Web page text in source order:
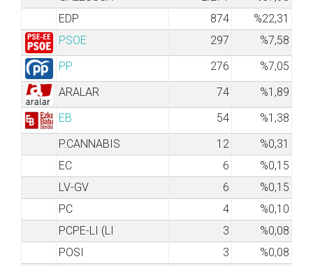
EDP
874
%22,31
PSOE
297
%7,58
PP
276
%7,05
ARALAR
74
%1,89
EB
54
%1,38
P.CANNABIS
12
%0,31
EC
6
%0,15
LV-GV
6
%0,15
PC
4
%0,10
PCPE-LI (LI
3
%0,08
POSI
3
%0,08